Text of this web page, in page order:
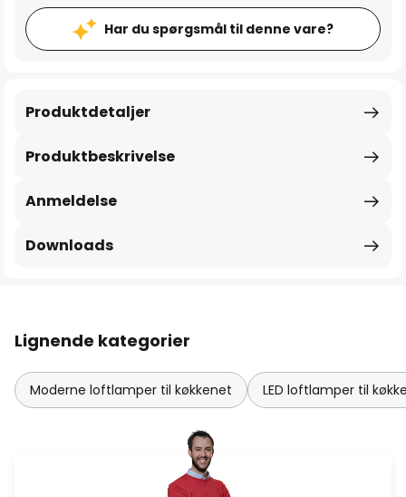
Har du spørgsmål til denne vare?
Produktbeskrivelse
Produktdetaljer
Anmeldelse
Downloads
Lignende kategorier
Moderne loftlamper til køkkenet LED loftlamper til